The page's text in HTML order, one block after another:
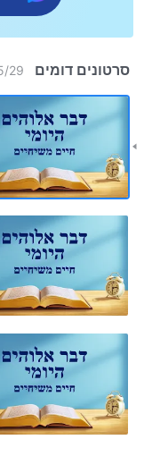
סרטונים דומים /29